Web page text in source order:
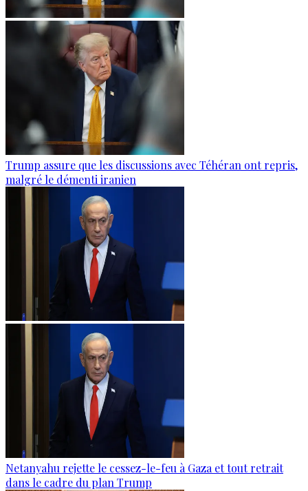
Trump assure que les discussions avec Téhéran ont repris,
malgré le démenti iranien
Netanyahu rejette le cessez-le-feu à Gaza et tout retrait
dans le cadre du plan Trump